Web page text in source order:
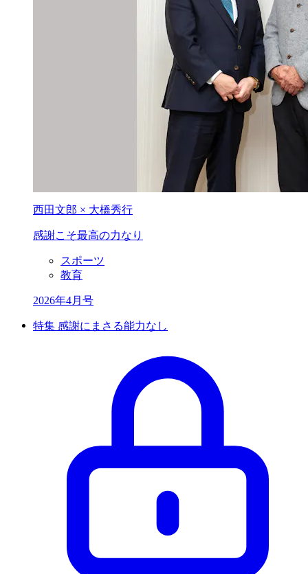
西田文郎 × 大橋秀行
感謝こそ最高の力なり
スポーツ
教育
2026年4月号
特集 感謝にまさる能力なし